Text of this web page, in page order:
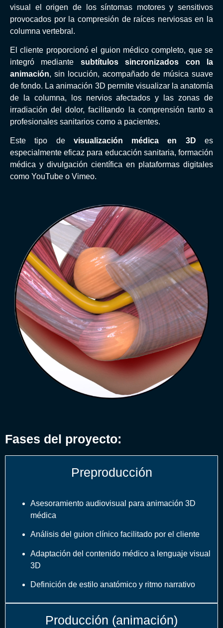
visual el origen de los síntomas motores y sensitivos
provocados por la compresión de raíces nerviosas en la
columna vertebral.
El cliente proporcionó el guion médico completo, que se
integró mediante subtítulos sincronizados con la
animación, sin locución, acompañado de música suave
de fondo. La animación 3D permite visualizar la anatomía
de la columna, los nervios afectados y las zonas de
irradiación del dolor, facilitando la comprensión tanto a
profesionales sanitarios como a pacientes.
Este tipo de visualización médica en 3D es
especialmente eficaz para educación sanitaria, formación
médica y divulgación científica en plataformas digitales
como YouTube o Vimeo.
Fases del proyecto:
Preproducción
Asesoramiento audiovisual para animación 3D
médica
Análisis del guion clínico facilitado por el cliente
Adaptación del contenido médico a lenguaje visual
3D
Definición de estilo anatómico y ritmo narrativo
Producción (animación)